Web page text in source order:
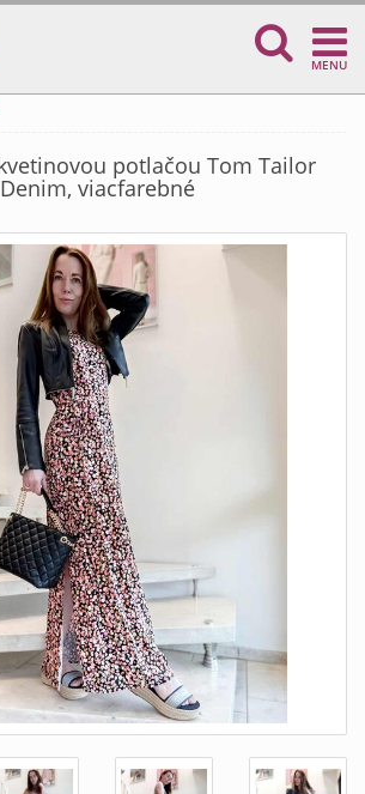
MENU
potlačou Tom Tailor
Denim, viacfarebné